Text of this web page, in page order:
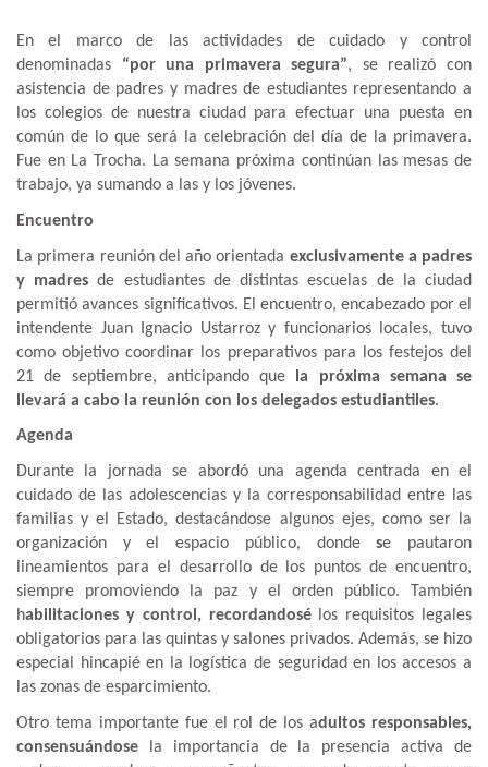
En el marco de las actividades de cuidado y control
denominadas “por una primavera segura”, se realizó con
asistencia de padres y madres de estudiantes representando a
los colegios de nuestra ciudad para efectuar una puesta en
común de lo que será la celebración del día de la primavera.
Fue en La Trocha. La semana próxima continúan las mesas de
trabajo, ya sumando a las y los jóvenes.
Encuentro
La primera reunión del año orientada exclusivamente a padres
y madres de estudiantes de distintas escuelas de la ciudad
permitió avances significativos. El encuentro, encabezado por el
intendente Juan Ignacio Ustarroz y funcionarios locales, tuvo
como objetivo coordinar los preparativos para los festejos del
21 de septiembre, anticipando que
la próxima semana se
llevará a cabo la reunión con los delegados estudiantiles.
Agenda
Durante la jornada se abordó una agenda centrada en el
cuidado de las adolescencias y la corresponsabilidad entre las
familias y el Estado, destacándose algunos ejes, como ser la
organización y el espacio público, dondese pautaron
lineamientos para el desarrollo de los puntos de encuentro,
siempre promoviendo la paz y el orden público. También
habilitaciones y control, recordandosélos requisitos legales
obligatorios para las quintas y salones privados. Además, se hizo
especial hincapié en la logística de seguridad en los accesos a
las zonas de esparcimiento.
Otro tema importante fue el rol de los adultos responsables,
consensuándose la importancia de la presencia activa de